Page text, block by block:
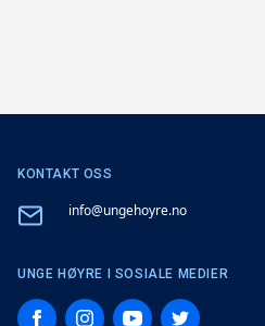
KONTAKT OSS
Email info@ungehoyre.no
UNGE HØYRE I SOSIALE MEDIER
FacebookInstagramYouTubeTwitter